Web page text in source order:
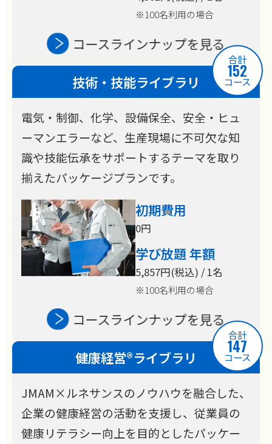
※100名利用の場合
コースラインナップを見る
技術・技能ライブラリ
合計
152
コース
電気・制御、化学、設備保全、安全・ヒュ
ーマンエラーなど、生産現場に不可欠な知
識や技能伝承をサポートするテーマを取り
揃えたパッケージプランです。
初期費用
0円
学び放題 年額
5,857円(税込) / 1名
※100名利用の場合
コースラインナップを見る
健康経営®ライブラリ
合計
147
コース
JMAM×ルネサンスのノウハウを融合した、
企業の健康経営の活動を支援し、従業員の
健康リテラシー向上を目的としたパッケー